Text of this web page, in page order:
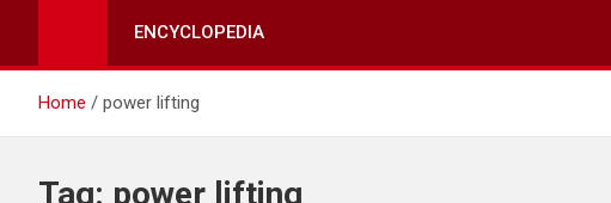
ENCYCLOPEDIA
Home power lifting
Tag: power lifting